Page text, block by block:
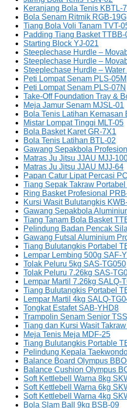
Keranjang Bola Tenis KBTL-
Bola Senam Ritmik RGB-19G
Tiang Bola Voli Tanam TVT-
Padding Tiang Basket TTBB-
Starting Block YJ-021
Steeplechase Hurdle –
Steeplechase Hurdle –
Steeplechase Hurdle –
Peti Lompat Senam PLS-05M
Peti Lompat Senam PLS-07N
Take-Off Foundation Tray &
Meja Jamur Senam MJSL-01
Bola Tenis Latihan Kemasan
Mistar Lompat Tinggi MLT-05
Bola Basket Karet GR-7X1
Bola Tenis Latihan BTL-02
Gawang Sepakbola
Matras Ju Jitsu JJAU MJJ-
Matras Ju Jitsu JJAU MJJ-64
Papan Catur Lipat Percasi
Tiang Sepak Takraw
Ring Basket Profesional
Kursi Wasit Bulutangkis
Gawang Sepakbola
Tiang Tanam Bola Basket
Pelindung Badan Pencak
Gawang Futsal Aluminium
Tiang Bulutangkis Portabel
Lempar Lembing 500g SAF-
Tolak Peluru 5kg SAS-TG050
Tolak Peluru 7.26kg SAS-
Lempar Martil 7.26kg SALQ-
Tiang Bulutangkis Portabel
Lempar Martil 4kg SALQ-
Tongkat Estafet SAB-YHD8
Trampolin Senam Senior
Tiang dan Kursi Wasit
Meja Tenis Meja MDF-25
Tiang Bulutangkis Portable
Pelindung Kepala
Balance Board Olympus
Balance Cushion Olympus
Soft Kettlebell Warna 8kg
Soft Kettlebell Warna 6kg
Soft Kettlebell Warna 4kg
Bola Slam Ball 9kg BSB-09